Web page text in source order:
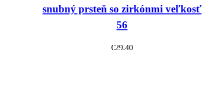
snubný prsteň so zirkónmi veľkosť
56
€29.40